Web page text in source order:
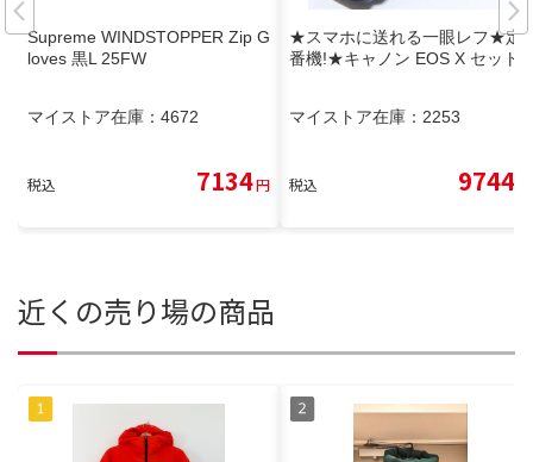
Supreme WINDSTOPPER Zip G
loves 黒L 25FW
マイストア在庫： 4672
税込 7134円
★スマホに送れる一眼レフ★定
番機!★キャノン EOS X セット
マイストア在庫： 2253
税込 9744
近くの売り場の商品